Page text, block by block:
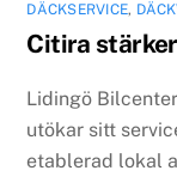
DÄCKSERVICE,
Citira
Lidingö
utökar sitt
etablerad lokal